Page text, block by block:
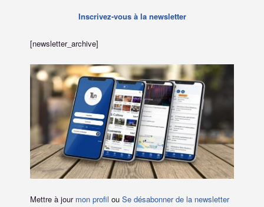
Inscrivez-vous à la newsletter
[newsletter_archive]
Mettre à jour mon profil ou Se désabonner de la newsletter